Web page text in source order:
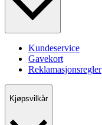
Kundeservice
Gavekort
Reklamasjonsregler
Kjøpsvilkår